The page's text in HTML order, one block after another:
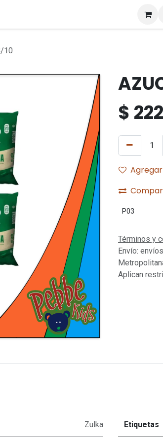
Términos y
10
$
P03
Términos y
Envío:
Aplican
Zulka Etiquetas